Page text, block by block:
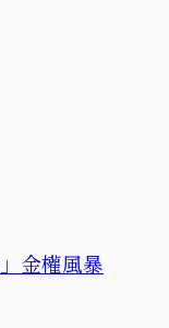
金權風暴